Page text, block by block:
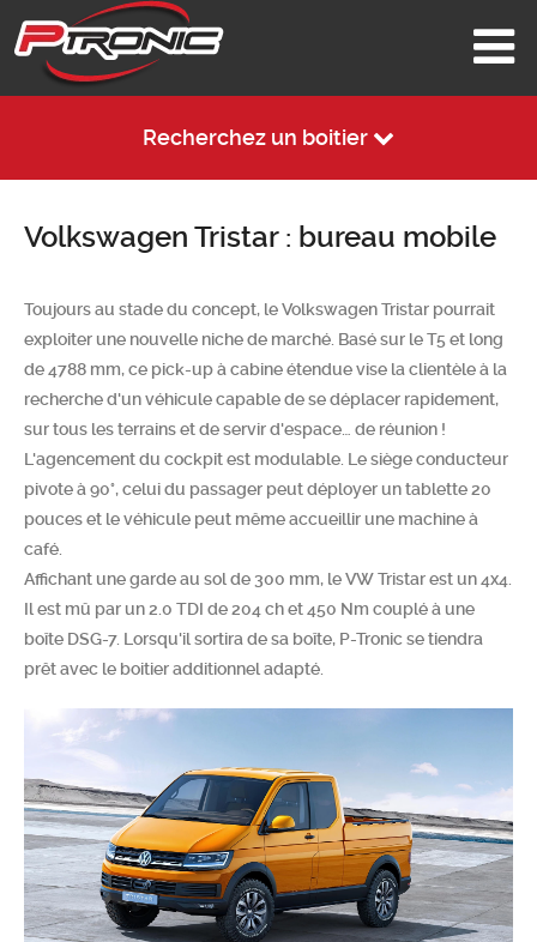
Recherchez un boitier
Volkswagen Tristar : bureau mobile
Toujours au stade du concept, le Volkswagen Tristar pourrait
exploiter une nouvelle niche de marché. Basé sur le T5 et long
de 4788 mm, ce pick-up à cabine étendue vise la clientèle à la
recherche d'un véhicule capable de se déplacer rapidement,
sur tous les terrains et de servir d'espace… de réunion !
L'agencement du cockpit est modulable. Le siège conducteur
pivote à 90°, celui du passager peut déployer un tablette 20
pouces et le véhicule peut même accueillir une machine à
café.
Affichant une garde au sol de 300 mm, le VW Tristar est un 4x4.
Il est mû par un 2.0 TDI de 204 ch et 450 Nm couplé à une
boîte DSG-7. Lorsqu'il sortira de sa boîte, P-Tronic se tiendra
prêt avec le boitier additionnel adapté.